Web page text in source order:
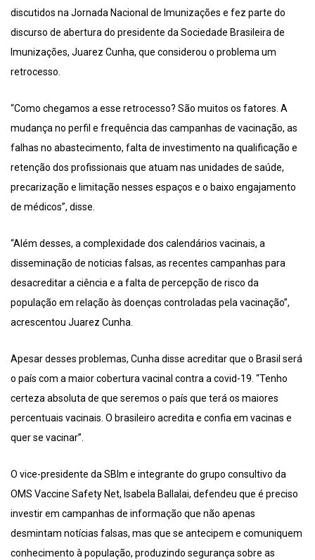
discutidos na Jornada Nacional de Imunizações e fez parte do
discurso de abertura do presidente da Sociedade Brasileira de
Imunizações, Juarez Cunha, que considerou o problema um
retrocesso.
“Como chegamos a esse retrocesso? São muitos os fatores. A
mudança no perfil e frequência das campanhas de vacinação, as
falhas no abastecimento, falta de investimento na qualificação e
retenção dos profissionais que atuam nas unidades de saúde,
precarização e limitação nesses espaços e o baixo engajamento
de médicos”, disse.
“Além desses, a complexidade dos calendários vacinais, a
disseminação de noticias falsas, as recentes campanhas para
desacreditar a ciência e a falta de percepção de risco da
população em relação às doenças controladas pela vacinação”,
acrescentou Juarez Cunha.
Apesar desses problemas, Cunha disse acreditar que o Brasil será
o país com a maior cobertura vacinal contra a covid-19. “Tenho
certeza absoluta de que seremos o país que terá os maiores
percentuais vacinais. O brasileiro acredita e confia em vacinas e
quer se vacinar”.
O vice-presidente da SBIm e integrante do grupo consultivo da
OMS Vaccine Safety Net, Isabela Ballalai, defendeu que é preciso
investir em campanhas de informação que não apenas
desmintam notícias falsas, mas que se antecipem e comuniquem
conhecimento à população, produzindo segurança sobre as